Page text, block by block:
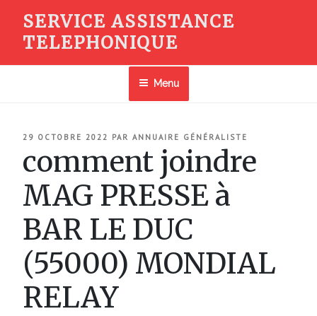
contenu
SERVICE ASSISTANCE
TELEPHONIQUE
Menu
PUBLIÉ
29 OCTOBRE 2022 PAR ANNUAIRE GÉNÉRALISTE
comment joindre
MAG PRESSE à
BAR LE DUC
(55000) MONDIAL
RELAY